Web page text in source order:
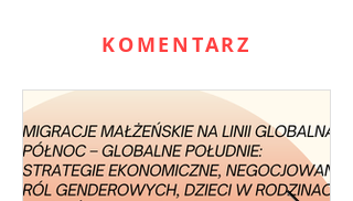
KOMENTARZ